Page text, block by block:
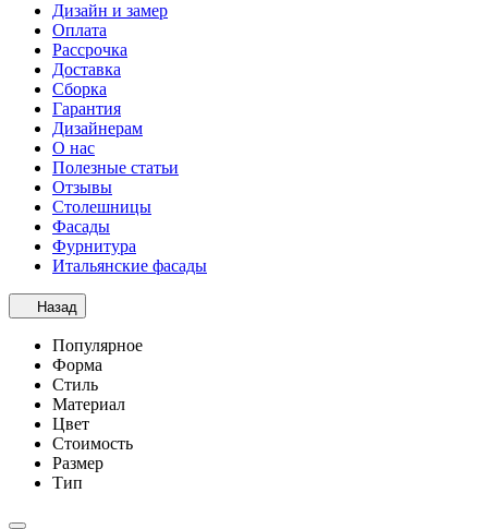
Дизайн и замер
Оплата
Рассрочка
Доставка
Сборка
Гарантия
Дизайнерам
О нас
Полезные статьи
Отзывы
Столешницы
Фасады
Фурнитура
Итальянские фасады
Назад
Популярное
Форма
Стиль
Материал
Цвет
Стоимость
Размер
Тип